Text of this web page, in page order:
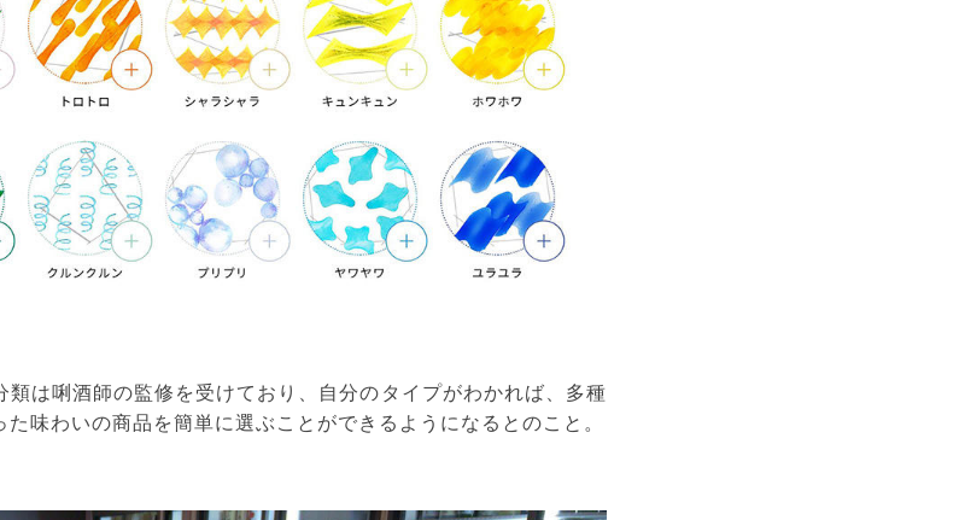
は唎酒師の監修を受けており、自分のタイプがわかれば、多種
味わいの商品を簡単に選ぶことができるようになるとのこと。